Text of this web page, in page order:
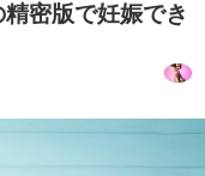
密版で妊娠でき